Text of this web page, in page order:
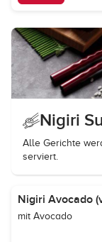
Nigiri
Alle Gerichte
serviert.
Nigiri Avocado
mit Avocado